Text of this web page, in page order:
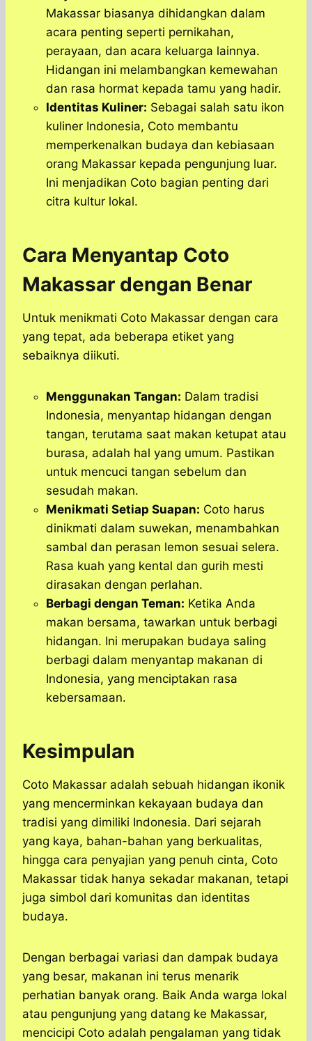
Makassar biasanya dihidangkan dalam
acara penting seperti pernikahan,
perayaan, dan acara keluarga lainnya.
Hidangan ini melambangkan kemewahan
dan rasa hormat kepada tamu yang hadir.
Identitas Kuliner: Sebagai salah satu ikon
kuliner Indonesia, Coto membantu
memperkenalkan budaya dan kebiasaan
orang Makassar kepada pengunjung luar.
Ini menjadikan Coto bagian penting dari
citra kultur lokal.
Cara Menyantap Coto
Makassar dengan Benar
Untuk menikmati Coto Makassar dengan cara
yang tepat, ada beberapa etiket yang
sebaiknya diikuti.
Menggunakan Tangan: Dalam tradisi
Indonesia, menyantap hidangan dengan
tangan, terutama saat makan ketupat atau
burasa, adalah hal yang umum. Pastikan
untuk mencuci tangan sebelum dan
sesudah makan.
Menikmati Setiap Suapan: Coto harus
dinikmati dalam suwekan, menambahkan
sambal dan perasan lemon sesuai selera.
Rasa kuah yang kental dan gurih mesti
dirasakan dengan perlahan.
Berbagi dengan Teman: Ketika Anda
makan bersama, tawarkan untuk berbagi
hidangan. Ini merupakan budaya saling
berbagi dalam menyantap makanan di
Indonesia, yang menciptakan rasa
kebersamaan.
Kesimpulan
​Coto Makassar adalah sebuah hidangan ikonik
yang mencerminkan kekayaan budaya dan
tradisi yang dimiliki Indonesia.​ Dari sejarah
yang kaya, bahan-bahan yang berkualitas,
hingga cara penyajian yang penuh cinta, Coto
Makassar tidak hanya sekadar makanan, tetapi
juga simbol dari komunitas dan identitas
budaya.
Dengan berbagai variasi dan dampak budaya
yang besar, makanan ini terus menarik
perhatian banyak orang. Baik Anda warga lokal
atau pengunjung yang datang ke Makassar,
mencicipi Coto adalah pengalaman yang tidak